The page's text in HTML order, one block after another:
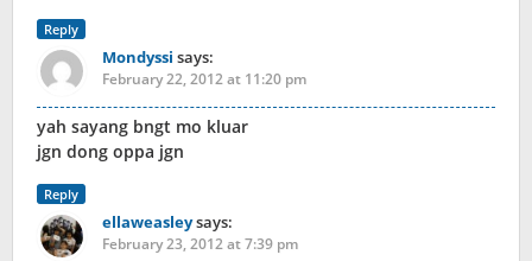
Reply
Mondyssi says:
February 22, 2012 at 11:20 pm
yah sayang bngt mo kluar
jgn dong oppa jgn
Reply
ellaweasleysays:
February 23, 2012 at 7:39 pm